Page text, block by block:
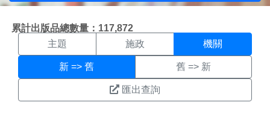
累計出版品總數量：117,872
機關搜尋結果頁面
主題 施政 機關
新 => 舊 舊 => 新
匯出查詢